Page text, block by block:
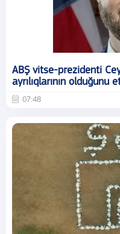
ABŞ vitse-prezidenti
ayrılıqlarının olduğunu
07:48